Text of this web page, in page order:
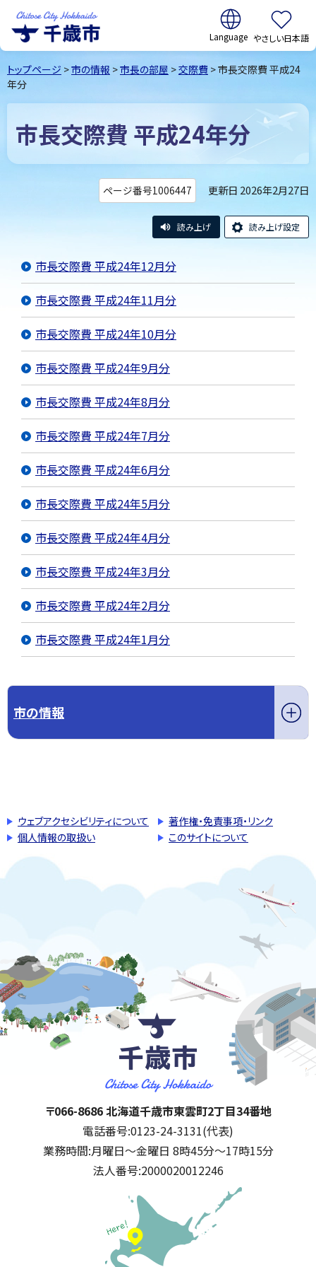
千歳市Chitose
City Hokkaido
翻訳:
やさしい日本語
トップページ >市の情報 >市長の部屋 >交際費 > 市長交際費 平成24
年分
市長交際費 平成24年分
ページ番号1006447 更新日 2026年2月27日
読み上げ 読み上げ設定
市長交際費 平成24年12月分
市長交際費 平成24年11月分
市長交際費 平成24年10月分
市長交際費 平成24年9月分
市長交際費 平成24年8月分
市長交際費 平成24年7月分
市長交際費 平成24年6月分
市長交際費 平成24年5月分
市長交際費 平成24年4月分
市長交際費 平成24年3月分
市長交際費 平成24年2月分
市長交際費 平成24年1月分
市の情報
ウェブアクセシビリティについて
著作権・免責事項・リンク
個人情報の取扱い
このサイトについて
千歳市
住所:
〒066-8686 北海道千歳市東雲町2丁目34番地
電話番号:0123-24-3131(代表)
業務時間:月曜日～金曜日 8時45分～17時15分
法人番号:2000020012246